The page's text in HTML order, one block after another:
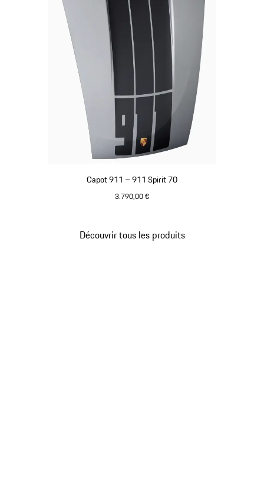
Capot 911 – 911 Spirit 70
3.790,00 €
Découvrir tous les produits